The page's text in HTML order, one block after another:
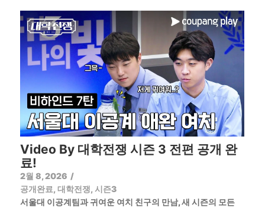
Video By 대학전쟁 시즌 3 전편 공개 완
료!
2월 8, 2026 /
공개완료, 대학전쟁, 시즌3
서울대 이공계팀과 귀여운 여치 친구의 만남, 새 시즌의 모든